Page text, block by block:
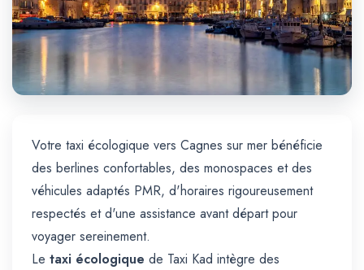
Votre taxi écologique vers Cagnes sur mer bénéficie
des berlines confortables, des monospaces et des
véhicules adaptés PMR, d'horaires rigoureusement
respectés et d'une assistance avant départ pour
voyager sereinement.
Le taxi écologique de Taxi Kad intègre des